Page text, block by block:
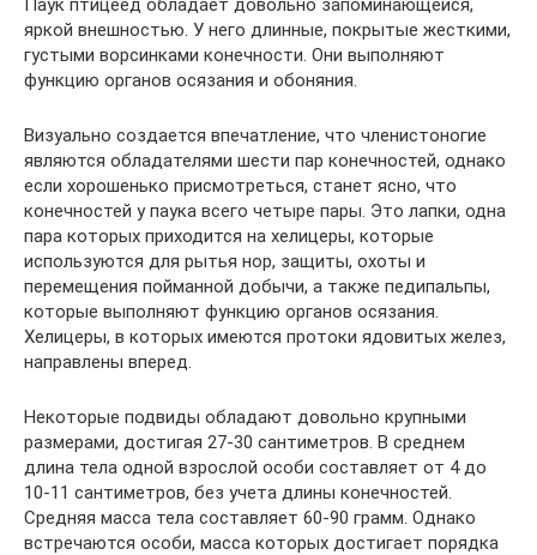
яркой внешностью. У него длинные, покрытые жесткими,
густыми ворсинками конечности. Они выполняют
функцию органов осязания и обоняния.
Визуально создается впечатление, что членистоногие
являются обладателями шести пар конечностей, однако
если хорошенько присмотреться, станет ясно, что
конечностей у паука всего четыре пары. Это лапки, одна
пара которых приходится на хелицеры, которые
используются для рытья нор, защиты, охоты и
перемещения пойманной добычи, а также педипальпы,
которые выполняют функцию органов осязания.
Хелицеры, в которых имеются протоки ядовитых желез,
направлены вперед.
Некоторые подвиды обладают довольно крупными
размерами, достигая 27-30 сантиметров. В среднем
длина тела одной взрослой особи составляет от 4 до
10-11 сантиметров, без учета длины конечностей.
Средняя масса тела составляет 60-90 грамм. Однако
встречаются особи, масса которых достигает порядка